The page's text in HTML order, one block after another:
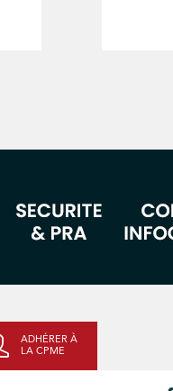
ADHÉRER À
LA CPME